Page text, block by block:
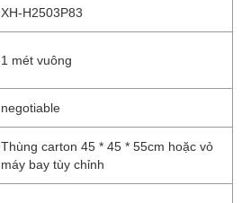
XH-H2503P83
1 mét vuông
negotiable
Thùng carton 45 * 45 * 55cm hoặc vỏ
máy bay tùy chỉnh